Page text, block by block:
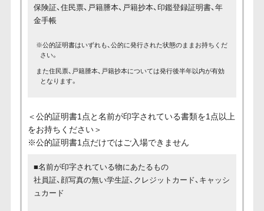
保険証、住民票、戸籍謄本、戸籍抄本、印鑑登録証明書、年
金手帳
※公的証明書はいずれも、公的に発行された状態のままお持ちくだ
さい。
また住民票、戸籍謄本、戸籍抄本については発行後半年以内が有効
となります。
＜公的証明書1点と名前が印字されている書類を1点以上
をお持ちください＞
※公的証明書1点だけではご入場できません
■名前が印字されている物にあたるもの
社員証、顔写真の無い学生証、クレジットカード、キャッシ
ュカード